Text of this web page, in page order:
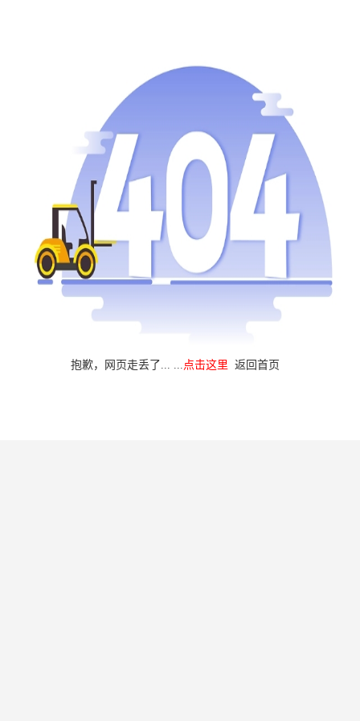
抱歉，网页走丢了... ... 点击这里 返回首页